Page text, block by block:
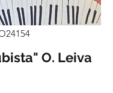
O. Leiva